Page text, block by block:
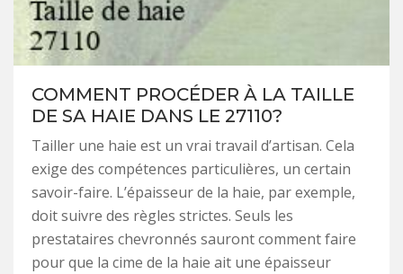
COMMENT PROCÉDER À LA TAILLE
DE SA HAIE DANS LE 27110?
Tailler une haie est un vrai travail d’artisan. Cela
exige des compétences particulières, un certain
savoir-faire. L’épaisseur de la haie, par exemple,
doit suivre des règles strictes. Seuls les
prestataires chevronnés sauront comment faire
pour que la cime de la haie ait une épaisseur